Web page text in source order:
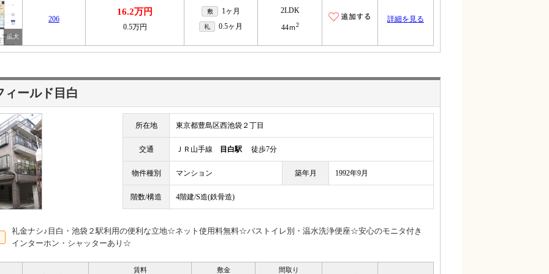
206
16.2万円
0.5万円
敷 1ヶ月
礼 0.5ヶ月
2LDK
44ｍ2
詳細を見る
ィールド目白
所在地 東京都豊島区西池袋２丁目
交通 ＪＲ山手線 目白駅 徒歩7分
物件種別 マンション 築年月 1992年9月
階数/構造 4階建/S造(鉄骨造)
礼金ナシ♪目白・池袋２駅利用の便利な立地☆ネット使用料無料☆バストイレ別・温水洗浄便座☆安心のモニタ付き
インターホン・シャッターあり☆
賃料 敷金
間取り